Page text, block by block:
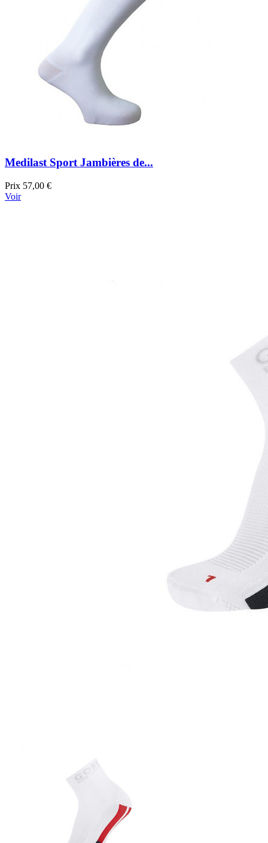
Medilast Sport Jambières de...
Prix 57,00 €
Voir